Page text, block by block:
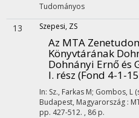
Tudományos
13 Szepesi, ZS
Az MTA
Könyvtárának
Dohnányi Ernő és
I. rész (Fond 4-1-
In: Sz., Farkas M; Gombos, L
Budapest, Magyarország :
pp. 427-512. , 86 p.